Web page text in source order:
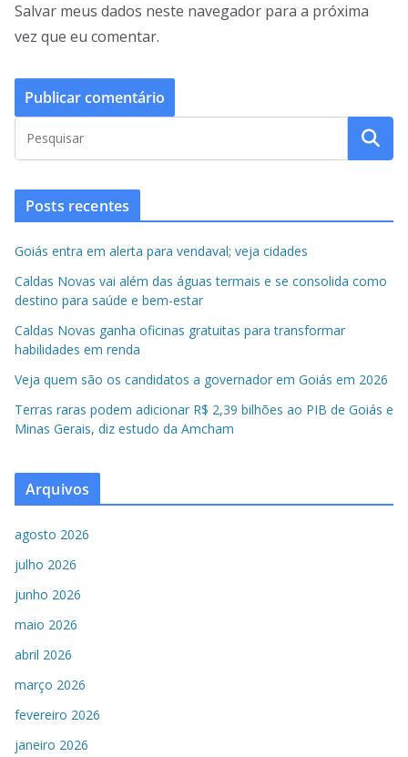
Salvar meus dados neste navegador para a próxima
vez que eu comentar.
Posts recentes
Goiás entra em alerta para vendaval; veja cidades
Caldas Novas vai além das águas termais e se consolida como
destino para saúde e bem-estar
Caldas Novas ganha oficinas gratuitas para transformar
habilidades em renda
Veja quem são os candidatos a governador em Goiás em 2026
Terras raras podem adicionar R$ 2,39 bilhões ao PIB de Goiás e
Minas Gerais, diz estudo da Amcham
Arquivos
agosto 2026
julho 2026
junho 2026
maio 2026
abril 2026
março 2026
fevereiro 2026
janeiro 2026